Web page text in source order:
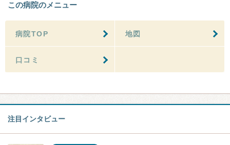
この病院のメニュー
病院TOP 地図
口コミ
注目インタビュー